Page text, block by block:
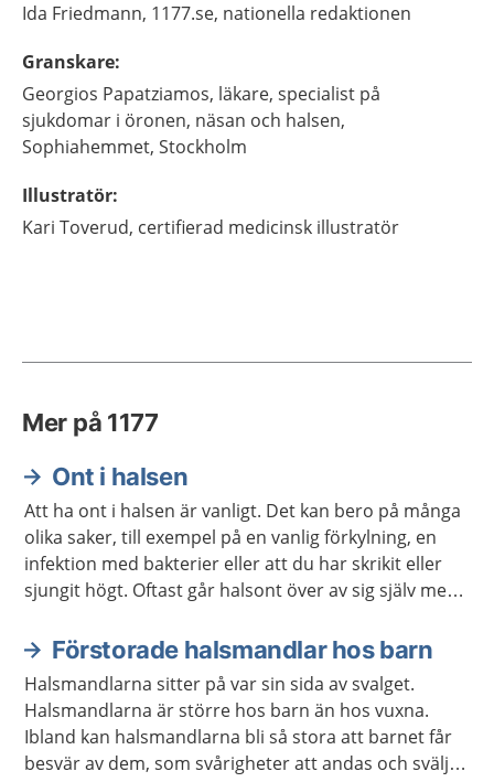
Ida Friedmann, 1177.se, nationella redaktionen
Granskare:
Georgios Papatziamos, läkare, specialist på
sjukdomar i öronen, näsan och halsen,
Sophiahemmet, Stockholm
Illustratör:
Kari Toverud, certifierad medicinsk illustratör
Mer på 1177
Ont i halsen
Att ha ont i halsen är vanligt. Det kan bero på många
olika saker, till exempel på en vanlig förkylning, en
infektion med bakterier eller att du har skrikit eller
sjungit högt. Oftast går halsont över av sig själv men
Förstorade halsmandlar hos barn
Halsmandlarna sitter på var sin sida av svalget.
Halsmandlarna är större hos barn än hos vuxna.
Ibland kan halsmandlarna bli så stora att barnet får
besvär av dem, som svårigheter att andas och svälja.